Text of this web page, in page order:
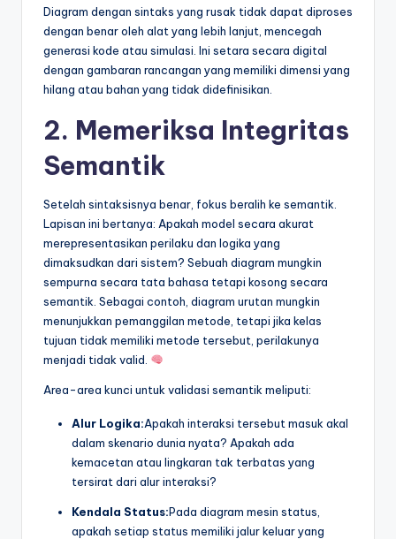
Diagram dengan sintaks yang rusak tidak dapat diproses
dengan benar oleh alat yang lebih lanjut, mencegah
generasi kode atau simulasi. Ini setara secara digital
dengan gambaran rancangan yang memiliki dimensi yang
hilang atau bahan yang tidak didefinisikan.
2. Memeriksa Integritas
Semantik
Setelah sintaksisnya benar, fokus beralih ke semantik.
Lapisan ini bertanya: Apakah model secara akurat
merepresentasikan perilaku dan logika yang
dimaksudkan dari sistem? Sebuah diagram mungkin
sempurna secara tata bahasa tetapi kosong secara
semantik. Sebagai contoh, diagram urutan mungkin
menunjukkan pemanggilan metode, tetapi jika kelas
tujuan tidak memiliki metode tersebut, perilakunya
menjadi tidak valid.
Area-area kunci untuk validasi semantik meliputi:
Alur Logika:Apakah interaksi tersebut masuk akal
dalam skenario dunia nyata? Apakah ada
kemacetan atau lingkaran tak terbatas yang
tersirat dari alur interaksi?
Kendala Status:Pada diagram mesin status,
apakah setiap status memiliki jalur keluar yang